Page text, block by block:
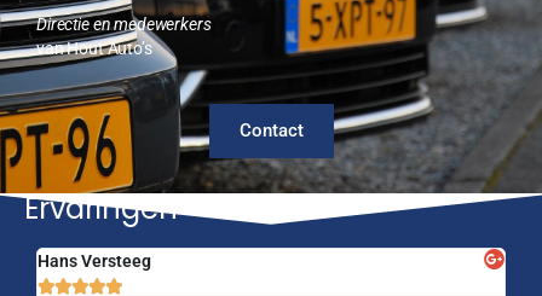
Directie en medewerkers
van Hout Auto’s
Contact
Ervaringen
Hans Versteeg
